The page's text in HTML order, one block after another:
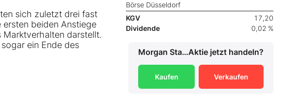
sich zuletzt drei fast
beiden Anstiege
darstellt.
ein Ende des
Börse Düsseldorf
KGV
17,20
Dividende
0,02 %
Morgan StanleyAktie jetzt handeln?
Kaufen Verkaufen